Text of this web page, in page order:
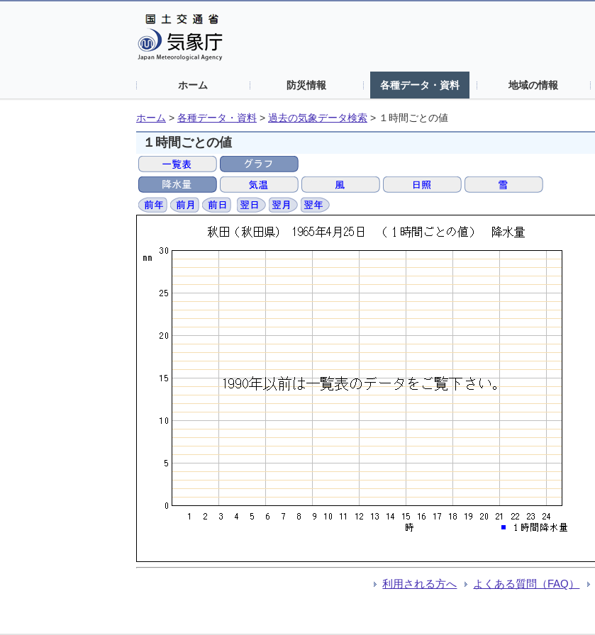
ホーム 防災情報 各種データ・資料 地域の情報
ホーム > 各種データ・資料 > 過去の気象データ検索 > １時間ごとの値
１時間ごとの値
利用される方へ よくある質問（FAQ）